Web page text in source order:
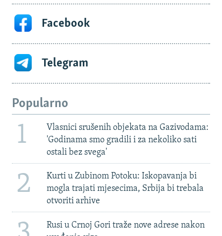
Facebook
Telegram
Popularno
1
Vlasnici srušenih objekata na Gazivodama:
'Godinama smo gradili i za nekoliko sati
ostali bez svega'
2
Kurti u Zubinom Potoku: Iskopavanja bi
mogla trajati mjesecima, Srbija bi trebala
otvoriti arhive
Rusi u Crnoj Gori traže nove adrese nakon